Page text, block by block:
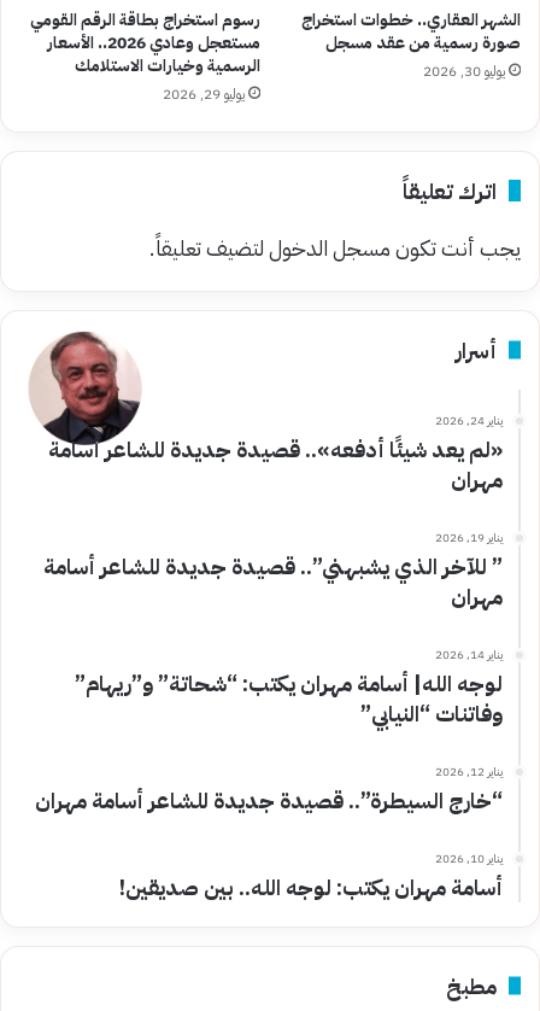
الشهر العقاري.. خطوات استخراج
صورة رسمية من عقد مسجل
يوليو 30, 2026
رسوم استخراج بطاقة الرقم القومي
مستعجل وعادي 2026.. الأسعار
الرسمية وخيارات الاستلامك
يوليو 29, 2026
اترك تعليقاً
يجب أنت تكونمسجل الدخوللتضيف تعليقاً.
أسرار
يناير 24, 2026
«لم يعد شيئًا أدفعه».. قصيدة جديدة للشاعر أسامة
مهران
يناير 19, 2026
” للآخر الذي يشبهني”.. قصيدة جديدة للشاعر أسامة
مهران
يناير 14, 2026
لوجه الله| أسامة مهران يكتب: “شحاتة” و”ريهام”
وفاتنات “النيابي”
يناير 12, 2026
“خارج السيطرة”.. قصيدة جديدة للشاعر أسامة مهران
يناير 10, 2026
أسامة مهران يكتب: لوجه الله.. بين صديقين!
مطبخ